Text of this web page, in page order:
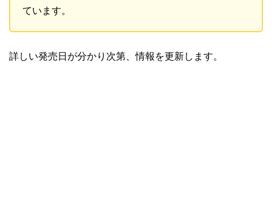
ています。
詳しい発売日が分かり次第、情報を更新します。